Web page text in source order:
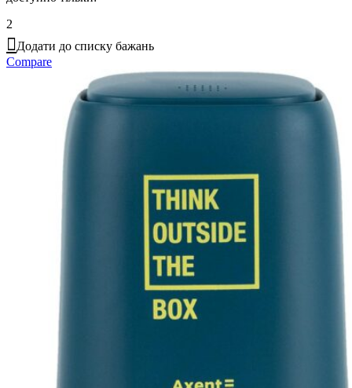
2
Додати до списку бажань
Compare